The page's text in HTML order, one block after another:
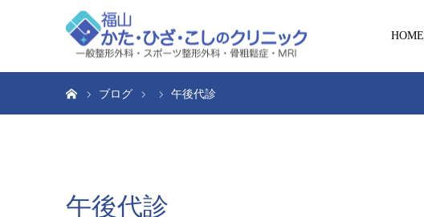
HOME
ブログ 午後代診
午後代診